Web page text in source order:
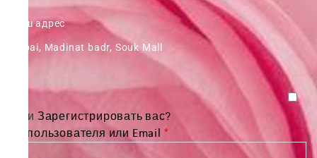
Наш адрес
Dubai, Madinat badr, Souk Mall
Войти Зарегистрировать вас?
Имя пользователя или Email *Обязательно